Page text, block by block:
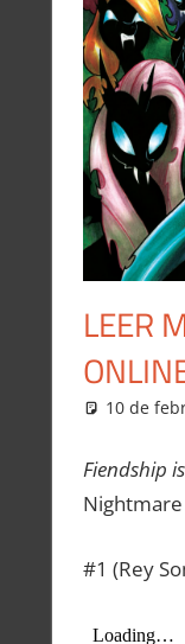
LEER
10 de
Fiendship
#1 (Rey